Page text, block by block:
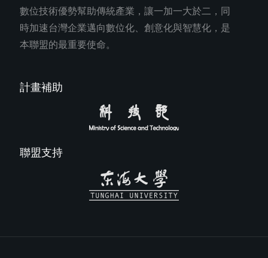
數位技術優勢幫助傳統產業，讓一加一大於二，同
時加速台灣企業邁向數位化、創意化與智慧化，是
本聯盟的最重要使命。
計畫補助
聯盟支持